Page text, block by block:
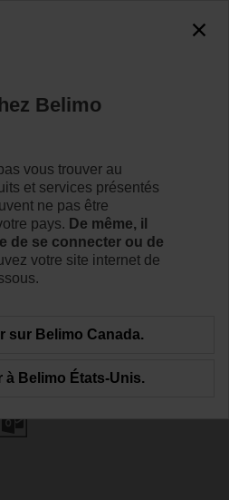
durable
un
de
Belimo
vous trouver au
et services présentés
ne pas être
pays. De même, il
de se connecter ou de
votre site internet de
sur Belimo Canada.
Belimo États-Unis.